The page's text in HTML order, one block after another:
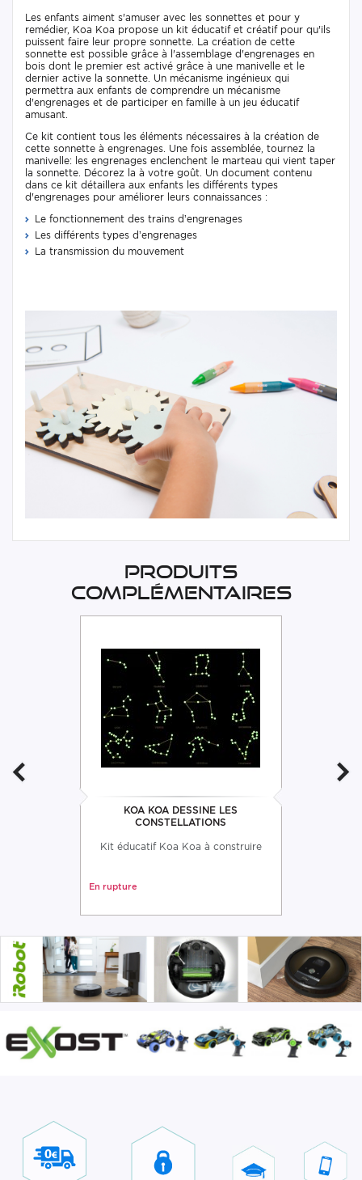
Les enfants aiment s'amuser avec les sonnettes et pour y
remédier, Koa Koa propose un kit éducatif et créatif pour qu'ils
puissent faire leur propre sonnette. La création de cette
sonnette est possible grâce à l'assemblage d'engrenages en
bois dont le premier est activé grâce à une manivelle et le
dernier active la sonnette. Un mécanisme ingénieux qui
permettra aux enfants de comprendre un mécanisme
d'engrenages et de participer en famille à un jeu éducatif
amusant.
Ce kit contient tous les éléments nécessaires à la création de
cette sonnette à engrenages. Une fois assemblée, tournez la
manivelle: les engrenages enclenchent le marteau qui vient taper
la sonnette. Décorez la à votre goût. Un document contenu
dans ce kit détaillera aux enfants les différents types
d'engrenages pour améliorer leurs connaissances :
Le fonctionnement des trains d’engrenages
Les différents types d’engrenages
La transmission du mouvement
Produits
complémentaires
KOA KOA DESSINE LES
CONSTELLATIONS
Kit éducatif Koa Koa à construire
En rupture